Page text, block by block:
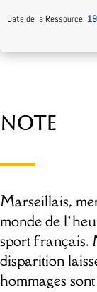
Date de la Ressource:
Note
Marseillais,
monde de
sport français.
disparition
hommages